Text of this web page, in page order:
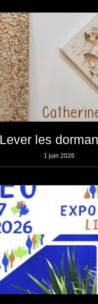
Lever les
1 juin 2026